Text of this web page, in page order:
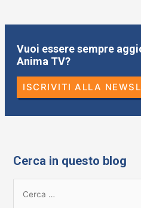
Vuoi essere sempre
Anima TV?
ISCRIVITI ALLA
Cerca in questo blog